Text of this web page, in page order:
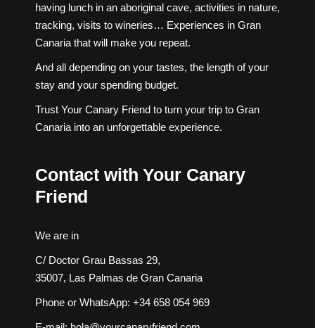
having lunch in an aboriginal cave, activities in nature,
tracking, visits to wineries… Experiences in Gran
Canaria that will make you repeat.
And all depending on your tastes, the length of your
stay and your spending budget.
Trust Your Canary Friend to turn your trip to Gran
Canaria into an unforgettable experience.
Contact with Your Canary
Friend
We are in
C/ Doctor Grau Bassas 29,
35007, Las Palmas de Gran Canaria
Phone or WhatsApp: +34 658 054 969